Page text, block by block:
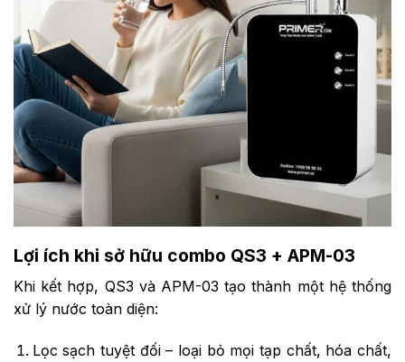
Lợi ích khi sở hữu combo QS3 + APM-03
Khi kết hợp, QS3 và APM-03 tạo thành một hệ thống
xử lý nước toàn diện:
Lọc sạch tuyệt đối – loại bỏ mọi tạp chất, hóa chất,